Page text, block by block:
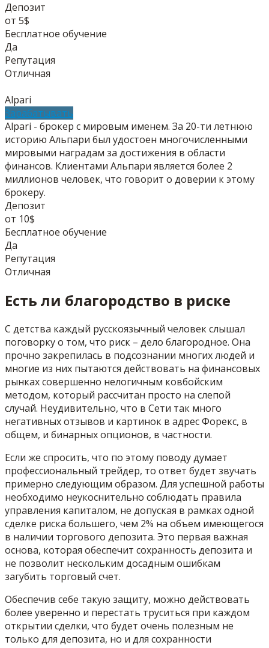
Депозит
от 5$
Бесплатное обучение
Да
Репутация
Отличная
Alpari
Зарабатывать
Alpari - брокер с мировым именем. За 20-ти летнюю
историю Альпари был удостоен многочисленными
мировыми наградам за достижения в области
финансов. Клиентами Альпари является более 2
миллионов человек, что говорит о доверии к этому
брокеру.
Депозит
от 10$
Бесплатное обучение
Да
Репутация
Отличная
Есть ли благородство в риске
С детства каждый русскоязычный человек слышал
поговорку о том, что риск – дело благородное. Она
прочно закрепилась в подсознании многих людей и
многие из них пытаются действовать на финансовых
рынках совершенно нелогичным ковбойским
методом, который рассчитан просто на слепой
случай. Неудивительно, что в Сети так много
негативных отзывов и картинок в адрес Форекс, в
общем, и бинарных опционов, в частности.
Если же спросить, что по этому поводу думает
профессиональный трейдер, то ответ будет звучать
примерно следующим образом. Для успешной работы
необходимо неукоснительно соблюдать правила
управления капиталом, не допуская в рамках одной
сделке риска большего, чем 2% на объем имеющегося
в наличии торгового депозита. Это первая важная
основа, которая обеспечит сохранность депозита и
не позволит нескольким досадным ошибкам
загубить торговый счет.
Обеспечив себе такую защиту, можно действовать
более уверенно и перестать труситься при каждом
открытии сделки, что будет очень полезным не
только для депозита, но и для сохранности